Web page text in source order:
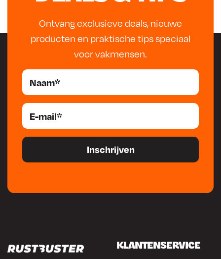
Ontvang exclusieve deals, nieuwe
producten en praktische tips speciaal
voor vakmensen.
KLANTENSERVICE